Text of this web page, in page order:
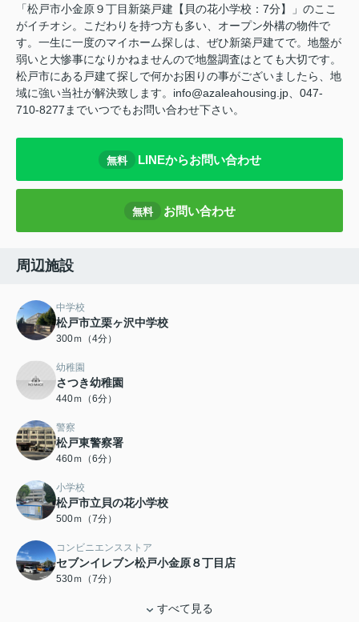
「松戸市小金原９丁目新築戸建【貝の花小学校：7分】」のここ
がイチオシ。こだわりを持つ方も多い、オープン外構の物件で
す。一生に一度のマイホーム探しは、ぜひ新築戸建てで。地盤が
弱いと大惨事になりかねませんので地盤調査はとても大切です。
松戸市にある戸建て探しで何かお困りの事がございましたら、地
域に強い当社が解決致します。info@azaleahousing.jp、047-
710-8277までいつでもお問い合わせ下さい。
無料 LINEからお問い合わせ
無料 お問い合わせ
周辺施設
中学校
松戸市立栗ヶ沢中学校
300ｍ（4分）
幼稚園
さつき幼稚園
440ｍ（6分）
警察
松戸東警察署
460ｍ（6分）
小学校
松戸市立貝の花小学校
500ｍ（7分）
コンビニエンスストア
セブンイレブン松戸小金原８丁目店
530ｍ（7分）
すべて見る